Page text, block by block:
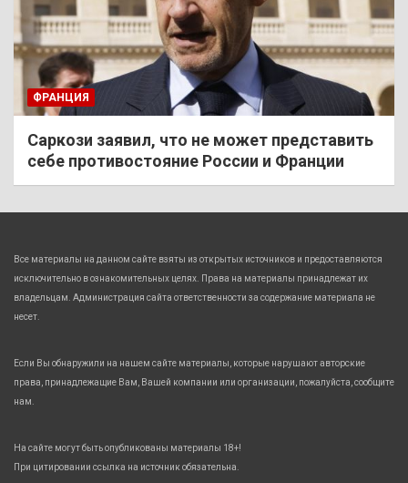
ФРАНЦИЯ
Саркози заявил, что не может представить
себе противостояние России и Франции
Все материалы на данном сайте взяты из открытых источников и предоставляются
исключительно в ознакомительных целях. Права на материалы принадлежат их
владельцам. Администрация сайта ответственности за содержание материала не
несет.
Если Вы обнаружили на нашем сайте материалы, которые нарушают авторские
права, принадлежащие Вам, Вашей компании или организации, пожалуйста, сообщите
нам.
На сайте могут быть опубликованы материалы 18+!
При цитировании ссылка на источник обязательна.